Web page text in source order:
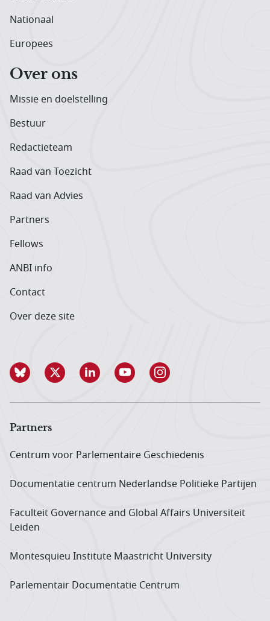
Nationaal
Europees
Over ons
Missie en doelstelling
Bestuur
Redactieteam
Raad van Toezicht
Raad van Advies
Partners
Fellows
ANBI info
Contact
Over deze site
Partners
Centrum voor Parlementaire Geschiedenis
Documentatie centrum Neder­landse Politieke Partijen
Faculteit Governance and Global Affairs Universiteit
Leiden
Montesquieu Institute Maastricht University
Parlementair Documentatie Centrum